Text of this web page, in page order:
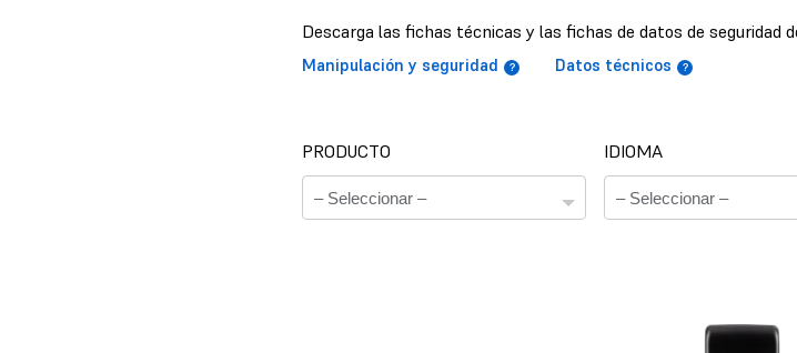
Descarga las fichas técnicas y las fichas de datos de seguridad
Manipulación y seguridad Datos técnicos
PRODUCTO IDIOMA